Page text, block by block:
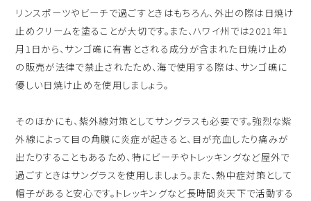
リンスポーツやビーチで過ごすときはもちろん、外出の際は日焼け
止めクリームを塗ることが大切です。また、ハワイ州では2021年1
月1日から、サンゴ礁に有害とされる成分が含まれた日焼け止め
の販売が法律で禁止されたため、海で使用する際は、サンゴ礁に
優しい日焼け止めを使用しましょう。
そのほかにも、紫外線対策としてサングラスも必要です。強烈な紫
外線によって目の角膜に炎症が起きると、目が充血したり痛みが
出たりすることもあるため、特にビーチやトレッキングなど屋外で
過ごすときはサングラスを使用しましょう。また、熱中症対策として
帽子があると安心です。トレッキングなど長時間炎天下で活動する